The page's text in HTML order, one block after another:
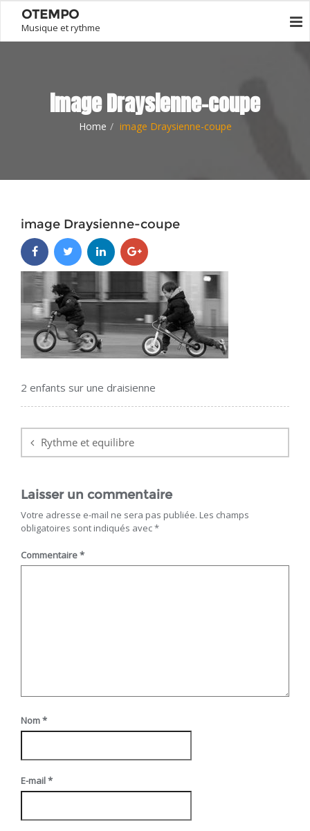
OTEMPO
Musique et rythme
image Draysienne-coupe
Home image Draysienne-coupe
image Draysienne-coupe
2 enfants sur une draisienne
de
l’article
Rythme et equilibre
Laisser un commentaire
Votre adresse e-mail ne sera pas publiée. Les champs
obligatoires sont indiqués avec*
Commentaire*
Nom*
E-mail*